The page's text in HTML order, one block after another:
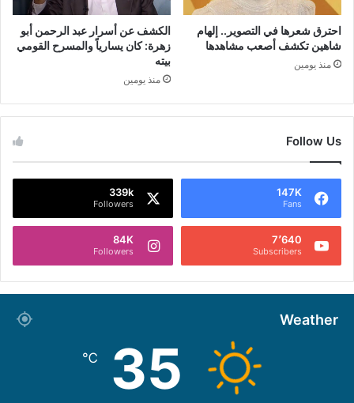
احترق شعرها في التصوير.. إلهام
شاهين تكشف أصعب مشاهدها
منذ يومين
الكشف عن أسرار عبد الرحمن أبو
زهرة: كان يسارياً والمسرح القومي
بيته
منذ يومين
Follow Us
147K
Fans
339k
Followers
7٬640
Subscribers
84K
Followers
Weather
35
℃